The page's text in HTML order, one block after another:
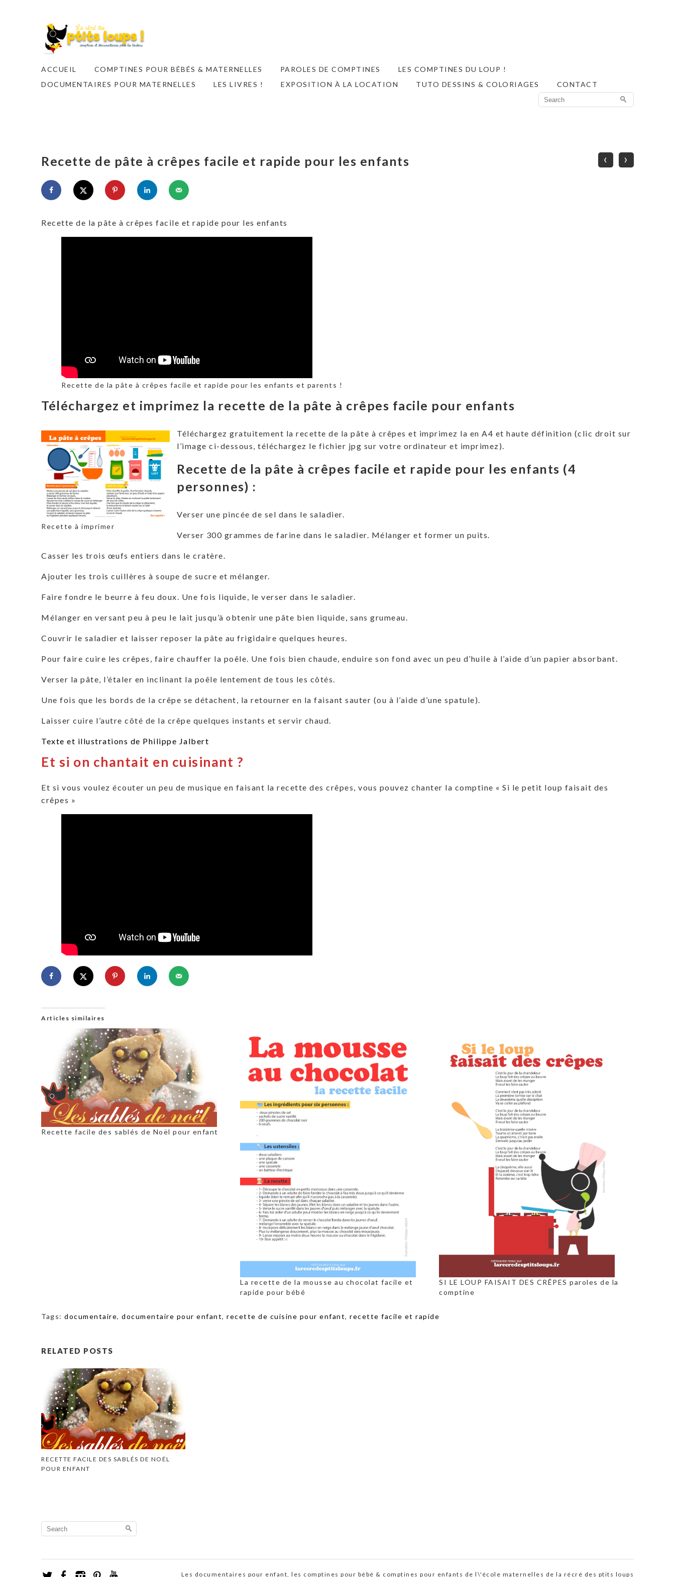
ACCUEIL COMPTINES POUR BÉBÉS & MATERNELLES PAROLES DE COMPTINES
LES COMPTINES DU LOUP !
DOCUMENTAIRES POUR MATERNELLES
LES LIVRES ! EXPOSITION À LA LOCATION TUTO DESSINS & COLORIAGES
CONTACT
Search
for:
Recette de pâte à crêpes facile et rapide pour les enfants ‹ ›
Recette de la pâte à crêpes facile et rapide pour les enfants
Recette de la pâte à crêpes facile et rapide pour les enfants et parents !
Téléchargez et imprimez la recette de la pâte à crêpes facile pour enfants
Recette à imprimer
Téléchargez gratuitement la recette de la pâte à crêpes et imprimez la en A4 et haute définition (clic droit sur
l’image ci-dessous, téléchargez le fichier jpg sur votre ordinateur et imprimez).
Recette de la pâte à crêpes facile et rapide pour les enfants (4
personnes) :
Verser une pincée de sel dans le saladier.
Verser 300 grammes de farine dans le saladier. Mélanger et former un puits.
Casser les trois œufs entiers dans le cratère.
Ajouter les trois cuillères à soupe de sucre et mélanger.
Faire fondre le beurre à feu doux. Une fois liquide, le verser dans le saladier.
Mélanger en versant peu à peu le lait jusqu’à obtenir une pâte bien liquide, sans grumeau.
Couvrir le saladier et laisser reposer la pâte au frigidaire quelques heures.
Pour faire cuire les crêpes, faire chauffer la poêle. Une fois bien chaude, enduire son fond avec un peu d’huile à l’aide d’un papier absorbant.
Verser la pâte, l’étaler en inclinant la poêle lentement de tous les côtés.
Une fois que les bords de la crêpe se détachent, la retourner en la faisant sauter (ou à l’aide d’une spatule).
Laisser cuire l’autre côté de la crêpe quelques instants et servir chaud.
Texte et illustrations de Philippe Jalbert
Et si on chantait en cuisinant ?
Et si vous voulez écouter un peu de musique en faisant la recette des crêpes, vous pouvez chanter la comptine « Si le petit loup faisait des
crêpes »
Articles similaires
Recette facile des sablés de Noël pour enfant
La recette de la mousse au chocolat facile et
rapide pour bébé
SI LE LOUP FAISAIT DES CRÊPES paroles de la
comptine
Tags: documentaire, documentaire pour enfant, recette de cuisine pour enfant, recette facile et rapide
RELATED POSTS
RECETTE FACILE DES SABLÉS DE NOËL
POUR ENFANT
Search
for:
Les documentaires pour enfant, les comptines pour bébé & comptines pour enfants de l\'école maternelles de la récré des ptits loups